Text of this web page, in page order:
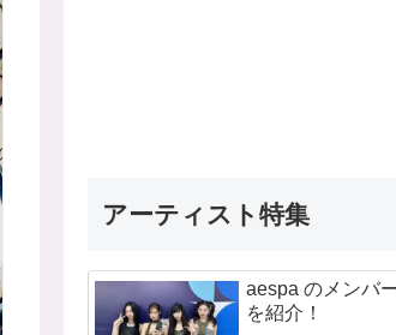
アーティスト特集
aespa のメンバ
を紹介！